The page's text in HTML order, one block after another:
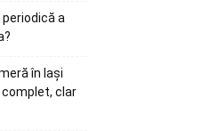
a
în Iași
clar